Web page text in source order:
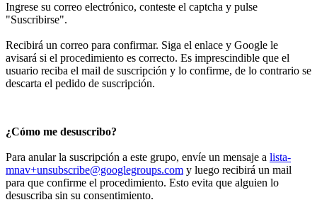
Ingrese su correo electrónico, conteste el captcha y pulse
"Suscribirse".
Recibirá un correo para confirmar. Siga el enlace y Google le
avisará si el procedimiento es correcto. Es imprescindible que el
usuario reciba el mail de suscripción y lo confirme, de lo contrario se
descarta el pedido de suscripción.
¿Cómo me desuscribo?
Para anular la suscripción a este grupo, envíe un mensaje a lista-
mnav+unsubscribe@googlegroups.com y luego recibirá un mail
para que confirme el procedimiento. Esto evita que alguien lo
desuscriba sin su consentimiento.